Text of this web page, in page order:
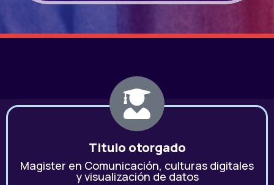
Titulo otorgado
Magister en Comunicación, culturas digitales
y visualización de datos